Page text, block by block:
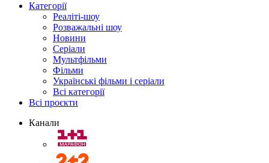
Категорії
Реаліті-шоу
Розважальні шоу
Новини
Серіали
Мультфільми
Фільми
Українські фільми і серіали
Всі категорії
Всі проєкти
Канали